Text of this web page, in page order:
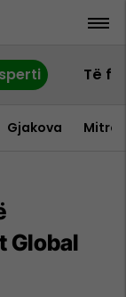
Të
Gjakova
Global